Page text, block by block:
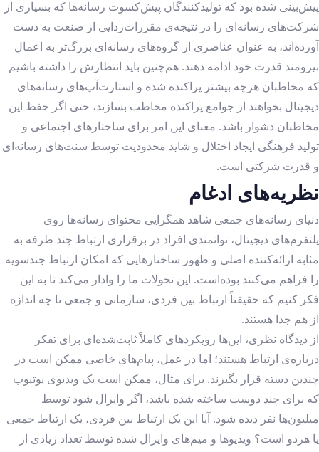
پیش‌بینی شده بود که تولیدکنندگان پیش‌کسوت رسانه‌ها که بسیاری از
شرکت‌های رسانه‌ای را در نتیجه‌ی مقررات‌زدایی از صنعت به دست
آورده‌اند، به عنوان عناصری از گروه‌های رسانه‌ای بزرگ‌تر به اعمال
نیرومند قدرت خود ادامه ‌دهند. هم‌چنین باید انتظارش را داشته باشیم
که مخاطبان هرچه بیشتر پراکنده شده و استارت‌آپ‌های رسانه‌های
دیجیتال بخواهند از جوامع پراکنده مخاطب بسازند، حتی اگر حفظ این
مخاطبان دشوار باشد. معنای این امر برای ساختارهای اجتماعی و
تولید فرهنگی ایجاد اختلال و شاید محدودیت توسط سنت‌های رسانه‌ای
و قدرت شرکتی است.
نظریه‌های ادغام
دنیای رسانه‌های جمعی شاهد همگرایی محتوای رسانه‌ها روی
پلتفرم‌های دیجیتال، توانمندی افراد در برقراری ارتباط چند طرفه به
مثابه ارائه‌کننده اصلی و ظهور ساختارهایی که امکان ارتباط چندسویه
را فراهم می‌کنند بوده‌است. این تحولات ما را وادار می‌کند تا به این
فکر کنیم که حقیقتاً ارتباط بین فردی، سازمانی و جمعی تا چه اندازه
از هم جدا هستند.
از دیدگاه نظری، این‌ها رویکردهای کاملاً ثابت‌شده‌ای برای تفکر
درباره‌ی ارتباط هستند؛ اما در عمل، پیام‌های خاصی ممکن است در
چندین دسته قرار بگیرند. برای مثال، ممکن است یک ویدیوی یوتیوب
که برای چند دوست ساخته شده باشد، اگر وایرال شود توسط
میلیون‌ها نفر دیده شود. آیا این یک ارتباط بین فردی، یک ارتباط جمعی
یا هردو است؟ ویدیوها و میم‌های وایرال شده توسط تعداد زیادی از